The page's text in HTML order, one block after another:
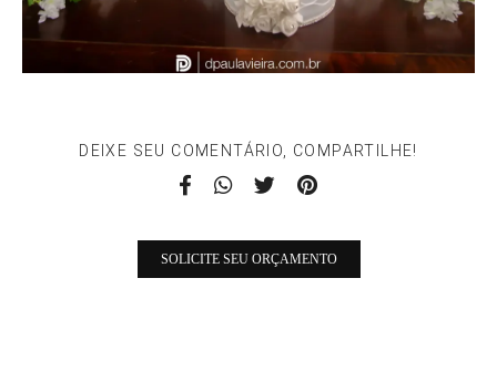
DEIXE SEU COMENTÁRIO, COMPARTILHE!
SOLICITE SEU ORÇAMENTO